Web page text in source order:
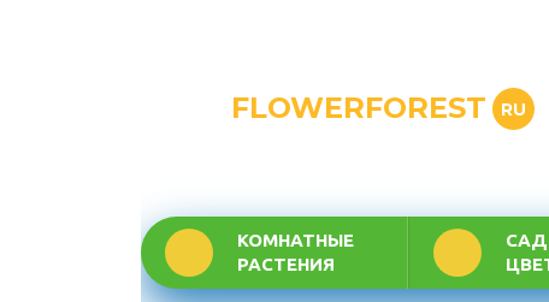
FLOWERFOREST RU
КОМНАТНЫЕ
РАСТЕНИЯ